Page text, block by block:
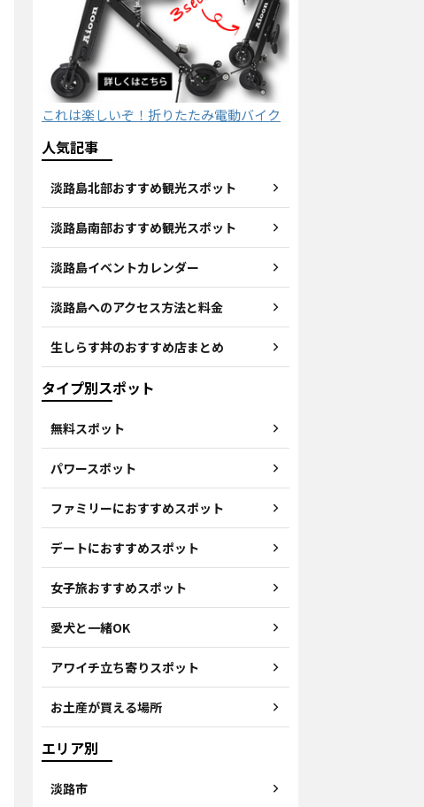
これは楽しいぞ！折りたたみ電動バイク
人気記事
淡路島北部おすすめ観光スポット
淡路島南部おすすめ観光スポット
淡路島イベントカレンダー
淡路島へのアクセス方法と料金
生しらす丼のおすすめ店まとめ
タイプ別スポット
無料スポット
パワースポット
ファミリーにおすすめスポット
デートにおすすめスポット
女子旅おすすめスポット
愛犬と一緒OK
アワイチ立ち寄りスポット
お土産が買える場所
エリア別
淡路市